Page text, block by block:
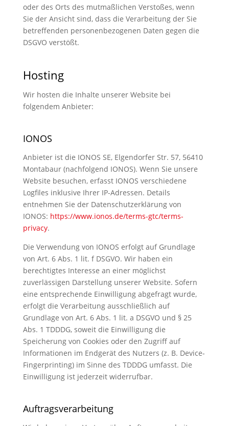
oder des Orts des mutmaßlichen Verstoßes, wenn
Sie der Ansicht sind, dass die Verarbeitung der Sie
betreffenden personenbezogenen Daten gegen die
DSGVO verstößt.
Hosting
Wir hosten die Inhalte unserer Website bei
folgendem Anbieter:
IONOS
Anbieter ist die IONOS SE, Elgendorfer Str. 57, 56410
Montabaur (nachfolgend IONOS). Wenn Sie unsere
Website besuchen, erfasst IONOS verschiedene
Logfiles inklusive Ihrer IP-Adressen. Details
entnehmen Sie der Datenschutzerklärung von
IONOS: https://www.ionos.de/terms-gtc/terms-
privacy.
Die Verwendung von IONOS erfolgt auf Grundlage
von Art. 6 Abs. 1 lit. f DSGVO. Wir haben ein
berechtigtes Interesse an einer möglichst
zuverlässigen Darstellung unserer Website. Sofern
eine entsprechende Einwilligung abgefragt wurde,
erfolgt die Verarbeitung ausschließlich auf
Grundlage von Art. 6 Abs. 1 lit. a DSGVO und § 25
Abs. 1 TDDDG, soweit die Einwilligung die
Speicherung von Cookies oder den Zugriff auf
Informationen im Endgerät des Nutzers (z. B. Device-
Fingerprinting) im Sinne des TDDDG umfasst. Die
Einwilligung ist jederzeit widerrufbar.
Auftragsverarbeitung